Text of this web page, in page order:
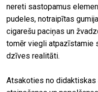
nereti sastopamus
pudeles, notraipītas
cigarešu paciņas un
tomēr viegli atpazīstamie
dzīves realitāti.
Atsakoties no